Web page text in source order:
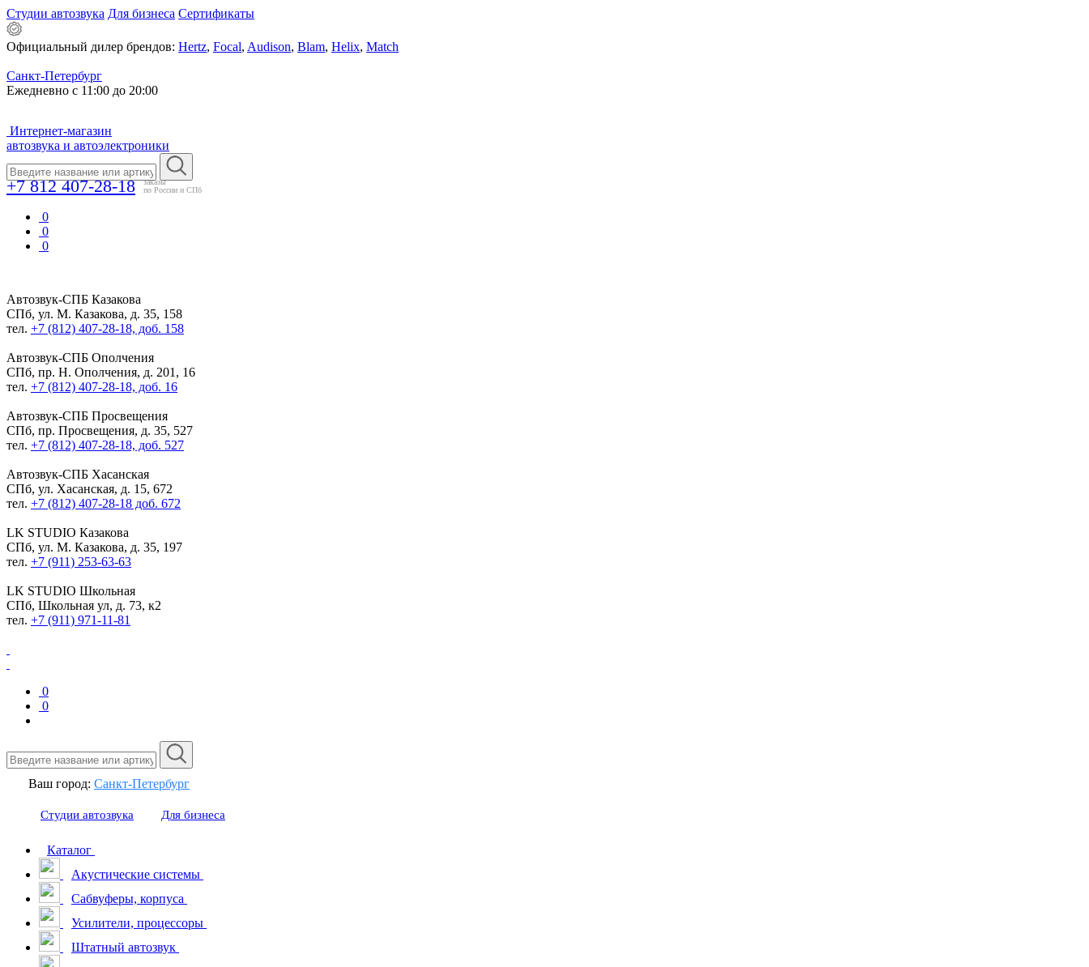
Студии автозвука Для бизнеса Сертификаты
Официальный дилер брендов: Hertz, Focal, Audison, Blam, Helix, Match
Санкт-Петербург
Ежедневно с 11:00 до 20:00
Интернет-магазин
автозвука и автоэлектроники
+7 812 407-28-18
заказы
по России и СПб
0
0
0
Автозвук-СПБ Казакова
СПб, ул. М. Казакова, д. 35, 158
тел. +7 (812) 407-28-18, доб. 158
Автозвук-СПБ Ополчения
СПб, пр. Н. Ополчения, д. 201, 16
тел. +7 (812) 407-28-18, доб. 16
Автозвук-СПБ Просвещения
СПб, пр. Просвещения, д. 35, 527
тел. +7 (812) 407-28-18, доб. 527
Автозвук-СПБ Хасанская
СПб, ул. Хасанская, д. 15, 672
тел. +7 (812) 407-28-18 доб. 672
LK STUDIO Казакова
СПб, ул. М. Казакова, д. 35, 197
тел. +7 (911) 253-63-63
LK STUDIO Школьная
СПб, Школьная ул, д. 73, к2
тел. +7 (911) 971-11-81
0
0
Ваш город: Санкт-Петербург
Студии автозвука Для бизнеса
Каталог
Акустические системы
Сабвуферы, корпуса
Усилители, процессоры
Штатный автозвук